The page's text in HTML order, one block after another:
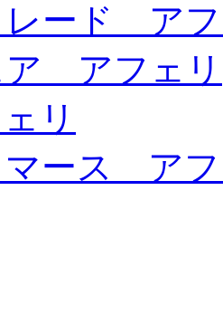
レード ア
ア アフェリ
リ
マース ア